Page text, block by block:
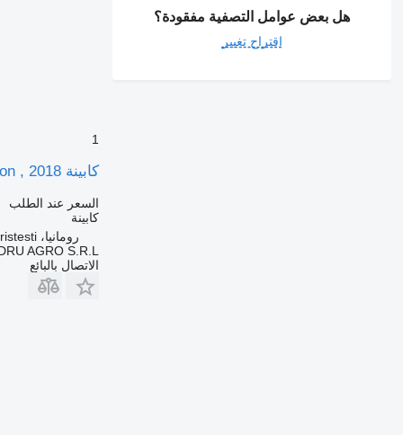
هل بعض عوامل التصفية مفقودة؟
اقتراح تغيير
1
كابينة Cabină completă pentru camion , 2018 لـ الشاحنات DAF XF 530
السعر عند الطلب
كابينة
رومانيا، Cristesti
AGRO S.R.L.
الاتصال بالبائع